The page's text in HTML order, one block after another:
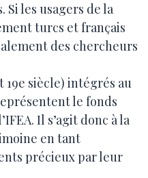
les usagers de la
turcs et français
des chercheurs
19e siècle) intégrés au
le fonds
Il s’agit donc à la
en tant
précieux par leur